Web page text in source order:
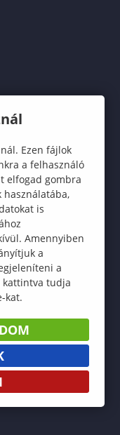
Ezen fájlok
a felhasználó
elfogad gombra
használatába,
is
Amennyiben
a
a
kattintva tudja
kat.